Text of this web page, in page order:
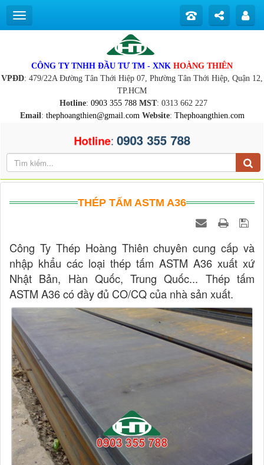
CÔNG TY TNHH ĐẦU TƯ TM - XNK HOÀNG THIÊN
VPĐD: 479/22A Đường Tân Thới Hiệp 07, Phường Tân Thới Hiệp, Quận 12,
TP.HCM
Hotline: 0903 355 788 MST: 0313 662 227
Email: thephoangthien@gmail.com Website: Thephoangthien.com
Hotline: 0903 355 788
THÉP TẤM ASTM A36
Công Ty Thép Hoàng Thiên chuyên cung cấp và
nhập khẩu các loại thép tấm ASTM A36 xuất xứ
Nhật Bản, Hàn Quốc, Trung Quốc... Thép tấm
ASTM A36 có đầy đủ CO/CQ của nhà sản xuất.